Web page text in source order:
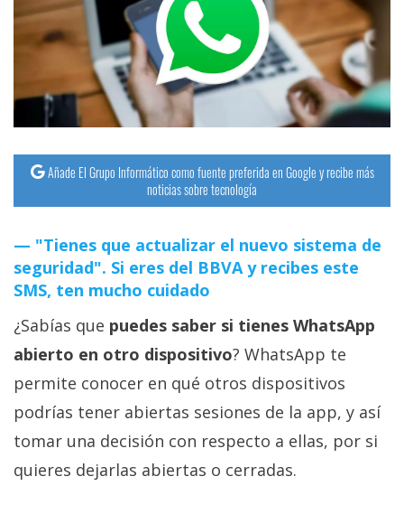
Operadores
Trucos
y
Tutoriales
Ciberseguridad
Sistemas
operativos
Profesional
+
Más
temas
Añade El Grupo Informático como fuente preferida en Google y recibe más
noticias sobre tecnología
"Tienes que actualizar el nuevo sistema de
seguridad". Si eres del BBVA y recibes este
SMS, ten mucho cuidado
¿Sabías que puedes saber si tienes WhatsApp
abierto en otro dispositivo? WhatsApp te
permite conocer en qué otros dispositivos
podrías tener abiertas sesiones de la app, y así
tomar una decisión con respecto a ellas, por si
quieres dejarlas abiertas o cerradas.